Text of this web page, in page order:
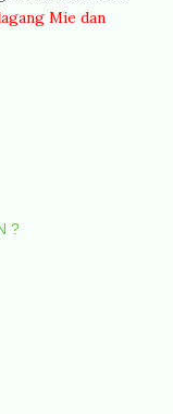
Mie dan
?